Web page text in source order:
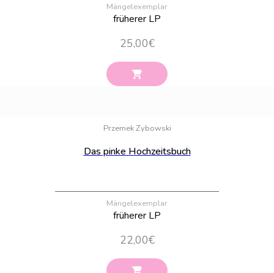
Mängelexemplar
früherer LP
25,00€
Przemek Zybowski
Das pinke Hochzeitsbuch
Mängelexemplar
früherer LP
22,00€